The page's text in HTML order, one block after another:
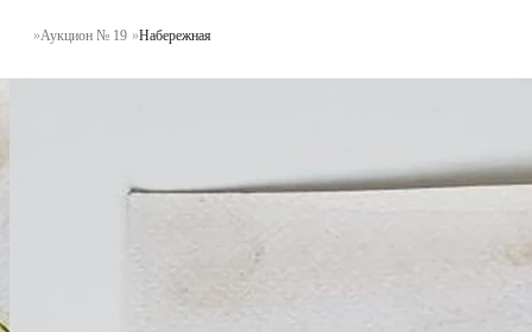
Аукцион № 19 Набережная